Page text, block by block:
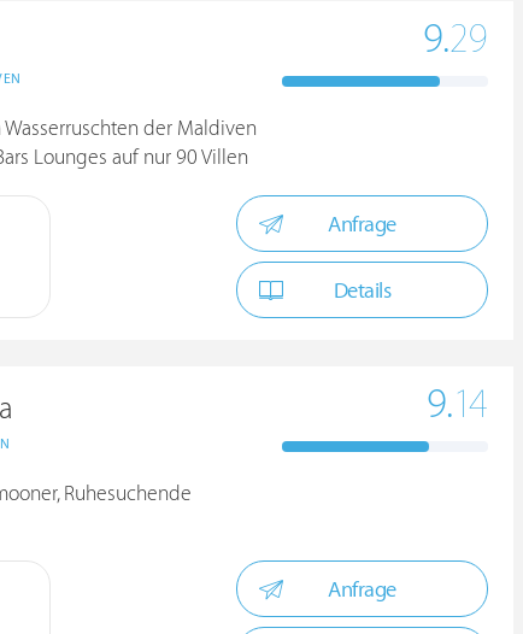
9.29
der Maldiven
Lounges auf nur 90 Villen
Anfrage
Details
9.14
Ruhesuchende
Anfrage